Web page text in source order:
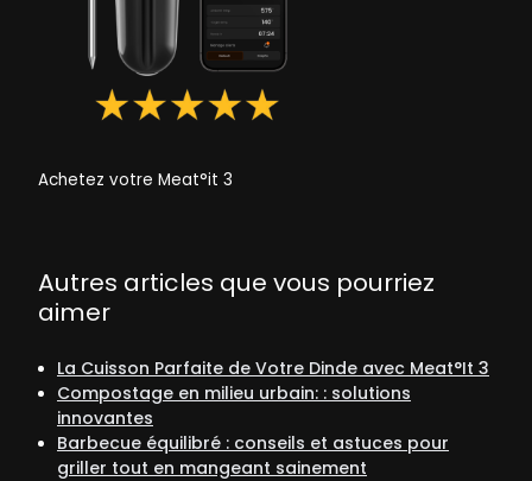
Achetez votre Meat°it 3
Autres articles que vous pourriez
aimer
La Cuisson Parfaite de Votre Dinde avec Meat°It 3
Compostage en milieu urbain: : solutions
innovantes
Barbecue équilibré : conseils et astuces pour
griller tout en mangeant sainement